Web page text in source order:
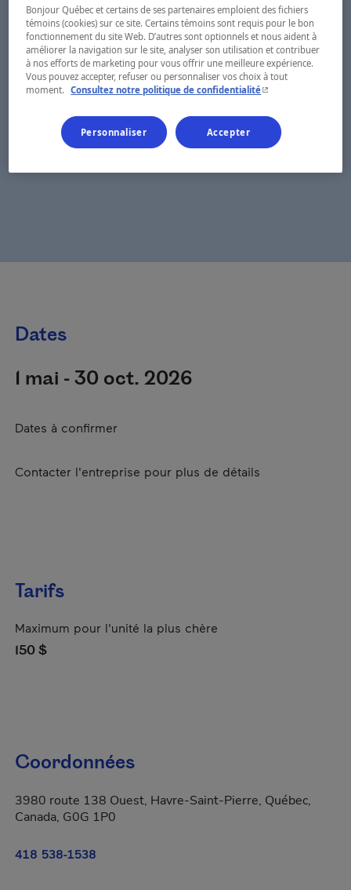
Dates
1 mai - 30 oct. 2026
Dates à confirmer
Contacter l'entreprise pour plus de détails
Tarifs
Maximum pour l'unité la plus chère
150 $
Coordonnées
3980 route 138 Ouest, Havre-Saint-Pierre, Québec,
Canada, G0G 1P0
418 538-1538
Bonjour Québec et certains de ses partenaires emploient des fichiers
témoins (cookies) sur ce site. Certains témoins sont requis pour le bon
fonctionnement du site Web. D’autres sont optionnels et nous aident à
améliorer la navigation sur le site, analyser son utilisation et contribuer
à nos efforts de marketing pour vous offrir une meilleure expérience.
Vous pouvez accepter, refuser ou personnaliser vos choix à tout
moment.
Consultez notre politique de confidentialité- Cet hyperlien
Personnaliser Accepter